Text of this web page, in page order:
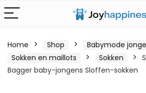
Home Shop
Babymode
Sokken en maillots
Sokken
Bagger baby-jongens Sloffen-sokken